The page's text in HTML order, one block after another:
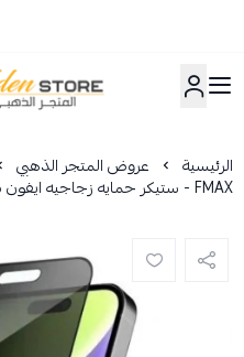
المتجر
الرئيسية عروض المتجر الذهبي
FMAX - ستيكر حمايه زجاجيه ايفون ملاقيف